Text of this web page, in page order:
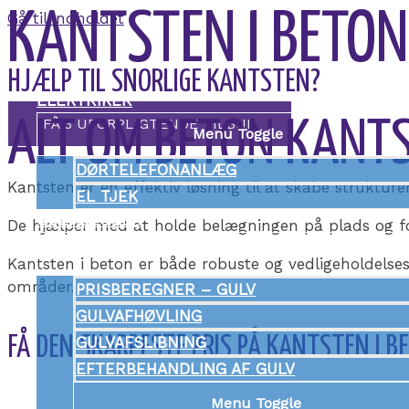
Gå til indholdet
ELEKTRIKER
Menu Toggle
DØRTELEFONANLÆG
EL TJEK
GULVLÆGGER
Menu Toggle
PRISBEREGNER – GULV
GULVAFHØVLING
GULVAFSLIBNING
EFTERBEHANDLING AF GULV
Menu Toggle
KANTSTEN I BETON
HJÆLP TIL SNORLIGE KANTSTEN?
FÅ 3 UFORPLIGTENDE TILBUD
ALT OM BETON
Kantsten er en effektiv løsning til at skabe
De hjælper med at holde belægningen på plads og
Kantsten i beton er både robuste og
områder.
FÅ DEN SKARPESTE PRIS PÅ KANTSTEN I